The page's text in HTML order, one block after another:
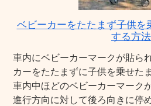
ベビーカーをたたまず子供を
する方法
車内にベビーカーマークが貼ら
カーをたたまずに子供を乗せた
車内中ほどのベビーカーマーク
進行方向に対して後ろ向きに停